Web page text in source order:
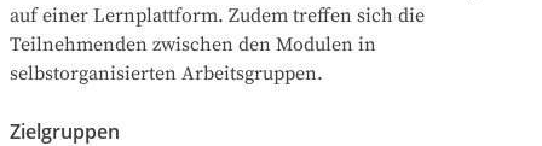
auf einer Lernplattform. Zudem treffen sich die
Teilnehmenden zwischen den Modulen in
selbstorganisierten Arbeitsgruppen.
Zielgruppen